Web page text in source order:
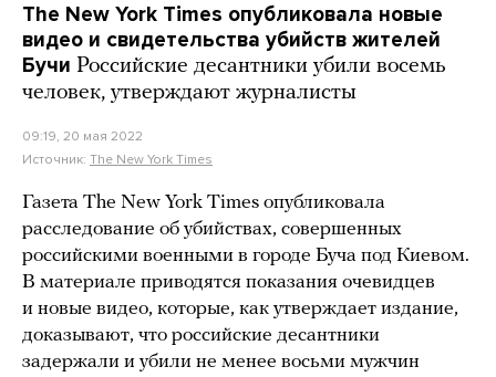
The New York Times опубликовала новые
видео и свидетельства убийств жителей
Бучи Российские десантники убили восемь
человек, утверждают журналисты
09:19, 20 мая 2022
Источник: The New York Times
Газета The New York Times опубликовала
расследование об убийствах, совершенных
российскими военными в городе Буча под Киевом.
В материале приводятся показания очевидцев
и новые видео, которые, как утверждает издание,
доказывают, что российские десантники
задержали и убили не менее восьми мужчин